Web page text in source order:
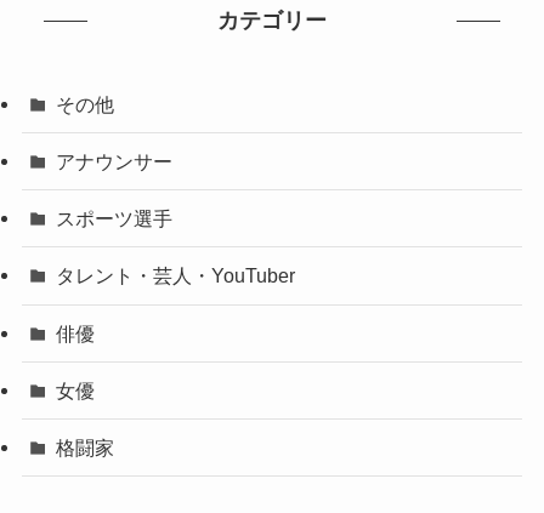
カテゴリー
その他
アナウンサー
スポーツ選手
タレント・芸人・YouTuber
俳優
女優
格闘家